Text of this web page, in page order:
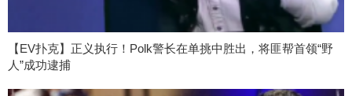
【EV扑克】正义执行！Polk警长在单挑中胜出，将匪帮首领“野
人”成功逮捕